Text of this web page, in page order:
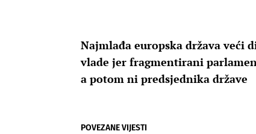
Najmlađa europska država veći
vlade jer fragmentirani
a potom ni predsjednika države
POVEZANE VIJESTI